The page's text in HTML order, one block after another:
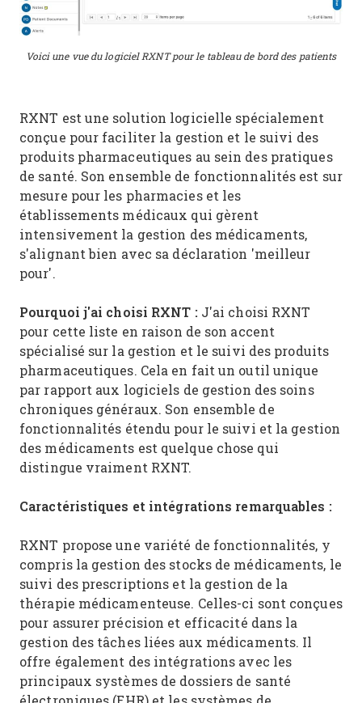
Voici une vue du logiciel RXNT pour le tableau de bord des patients
RXNT est une solution logicielle spécialement
conçue pour faciliter la gestion et le suivi des
produits pharmaceutiques au sein des pratiques
de santé. Son ensemble de fonctionnalités est sur
mesure pour les pharmacies et les
établissements médicaux qui gèrent
intensivement la gestion des médicaments,
s'alignant bien avec sa déclaration 'meilleur
pour'.
Pourquoi j'ai choisi RXNT : J'ai choisi RXNT
pour cette liste en raison de son accent
spécialisé sur la gestion et le suivi des produits
pharmaceutiques. Cela en fait un outil unique
par rapport aux logiciels de gestion des soins
chroniques généraux. Son ensemble de
fonctionnalités étendu pour le suivi et la gestion
des médicaments est quelque chose qui
distingue vraiment RXNT.
Caractéristiques et intégrations remarquables :
RXNT propose une variété de fonctionnalités, y
compris la gestion des stocks de médicaments, le
suivi des prescriptions et la gestion de la
thérapie médicamenteuse. Celles-ci sont conçues
pour assurer précision et efficacité dans la
gestion des tâches liées aux médicaments. Il
offre également des intégrations avec les
principaux systèmes de dossiers de santé